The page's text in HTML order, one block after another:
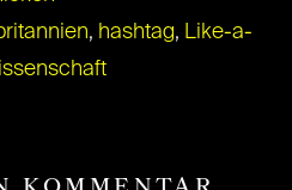
, hashtag, Like-a-